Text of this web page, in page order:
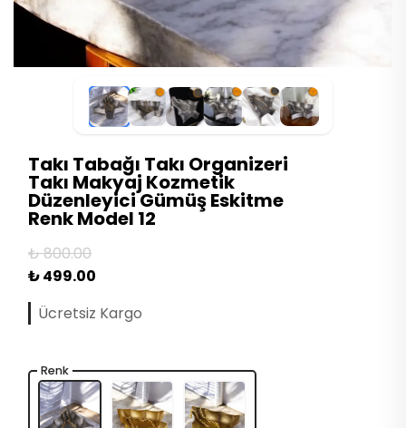
Takı Tabağı Takı Organizeri
Takı Makyaj Kozmetik
Düzenleyici Gümüş Eskitme
Renk Model 12
₺ 800.00
₺ 499.00
Ücretsiz Kargo
Renk